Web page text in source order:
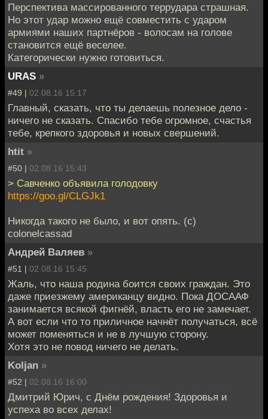
Перспектива массированного террудара страшная.
Но этот удар можно ещё совместить с ударом
армиями наших партнёров - волосам на голове
становится ещё веселее.
Категорически нужно готовиться.
URAS »
#49 | 02.08.16 15:17
Главный, сказать, что ты делаешь полезное дело -
ничего не сказать. Спасибо тебе огромное, счастья
тебе, крепкого здоровья и новых свершений.
htit »
#50 | 02.08.16 15:43
> Савченко объявила голодовку
https://goo.gl/CLGJk1
Никогда такого не было, и вот опять. (с)
colonelcassad
Андрей Валяев »
#51 | 02.08.16 15:45
Жаль, что наша родина боится своих граждан. Это
даже приезжему американцу видно. Пока ДОСААФ
занимается всякой фигнёй, власть его не замечает.
А вот если что то приличное начнёт получаться, всё
может поменяться и не в лучшую сторону.
Хотя это не повод ничего не делать.
Koljan »
#52 | 02.08.16 16:00
Дмитрий Юрич, с Днём рождения! Здоровья и
успеха во всех делах!